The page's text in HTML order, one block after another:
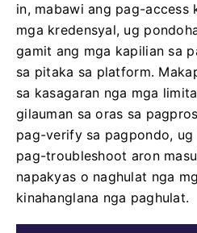
in, mabawi ang pag-access
mga kredensyal, ug
gamit ang mga kapilian sa
sa pitaka sa platform.
sa kasagaran nga mga
gilauman sa oras sa
pag-verify sa pagpondo,
pag-troubleshoot aron
napakyas o naghulat nga
kinahanglana nga paghulat.